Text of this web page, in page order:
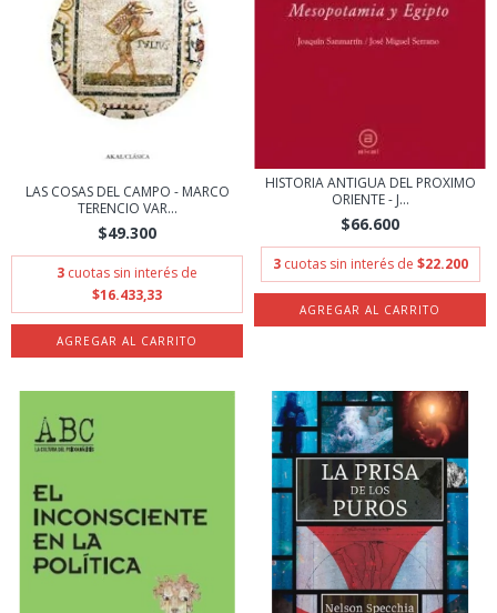
LAS COSAS DEL CAMPO - MARCO
TERENCIO VAR...
$49.300
3 cuotas sin interés de
$16.433,33
HISTORIA ANTIGUA DEL PROXIMO
ORIENTE - J...
$66.600
3 cuotas sin interés de $22.200